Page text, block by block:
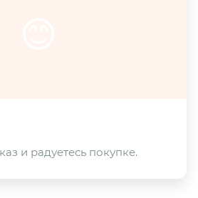
и радуетесь покупке.